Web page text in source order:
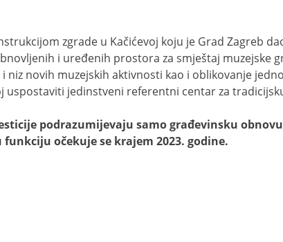
zgrade u Kačićevoj koju je Grad Zagreb
i uređenih prostora za smještaj
niz novih muzejskih aktivnosti kao i oblikovanje
uspostaviti jedinstveni referentni centar za
podrazumijevaju samo građevinsku
očekuje se krajem 2023. godine.